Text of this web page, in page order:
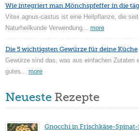
Wie integriert man Mönchspfeffer in die
Vitex agnus-castus ist eine Heilpflanze, die
Naturheilkunde Verwendung...more
Die 5 wichtigsten Gewürze für deine Küche
Gewürze sind das, was aus einfachen Zutaten
gutes...more
Neueste Rezepte
Gnocchi in Frischkäse-Spinat-